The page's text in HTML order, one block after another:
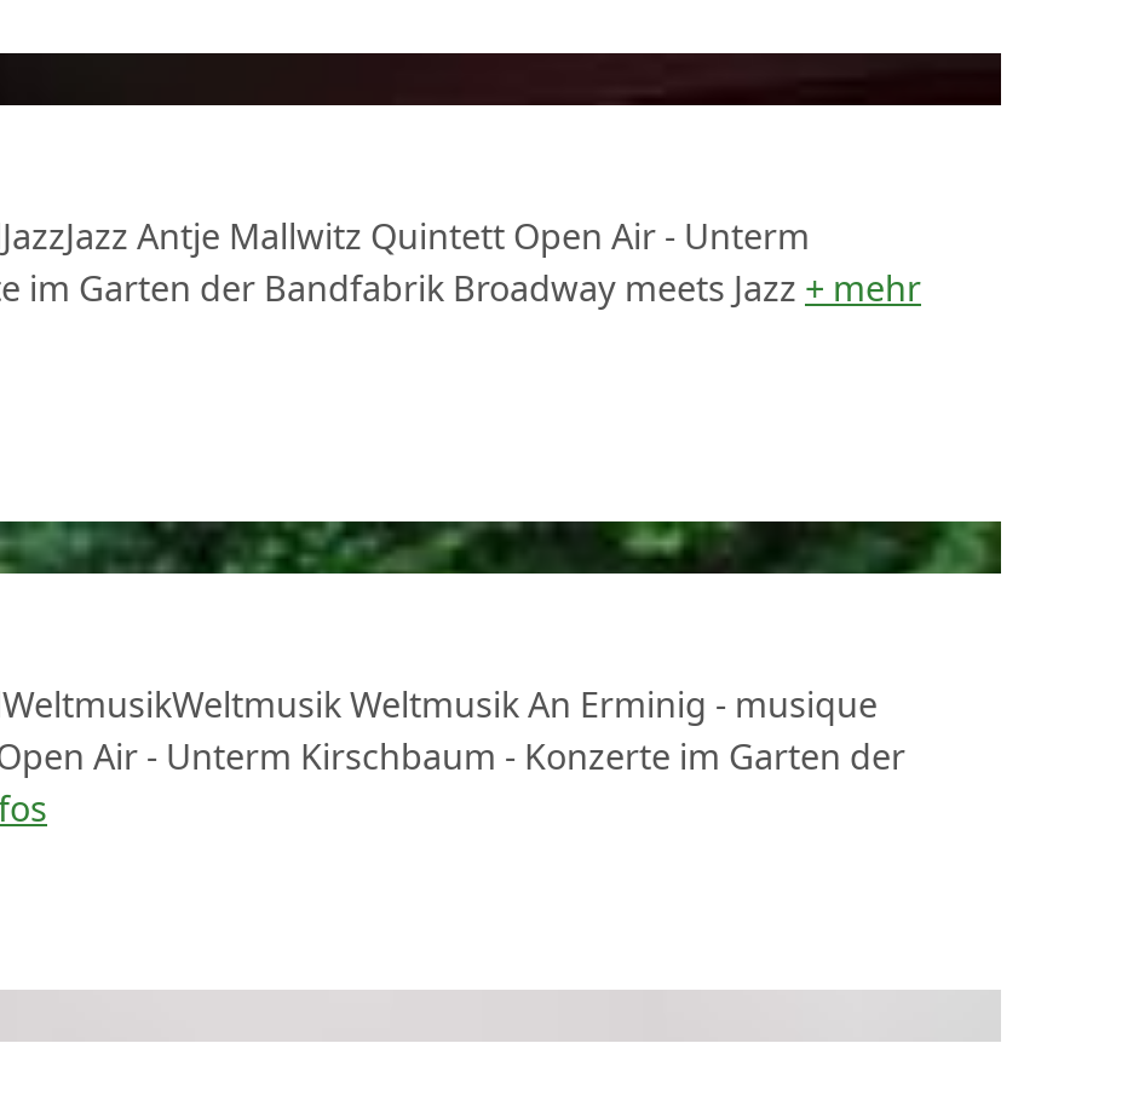
JazzJazz Antje Mallwitz Quintett Open Air - Unterm
im Garten der Bandfabrik Broadway meets Jazz + mehr
WeltmusikWeltmusikWeltmusikAn Erminig - musique
Air - Unterm Kirschbaum - Konzerte im Garten der